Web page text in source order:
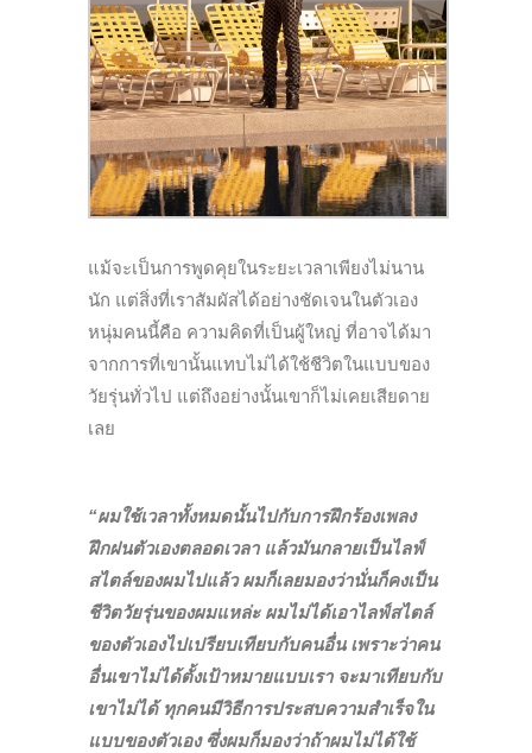
แม้จะเป็นการพูดคุยในระยะเวลาเพียงไม่นาน
นัก แต่สิ่งที่เราสัมผัสได้อย่างชัดเจนในตัวเอง
หนุ่มคนนี้คือ ความคิดที่เป็นผู้ใหญ่ ที่อาจได้มา
จากการที่เขานั้นแทบไม่ได้ใช้ชีวิตในแบบของ
วัยรุ่นทั่วไป แต่ถึงอย่างนั้นเขาก็ไม่เคยเสียดาย
เลย
“ผมใช้เวลาทั้งหมดนั้นไปกับการฝึกร้องเพลง
ฝึกฝนตัวเองตลอดเวลา แล้วมันกลายเป็นไลฟ์
สไตล์ของผมไปแล้ว ผมก็เลยมองว่านั่นก็คงเป็น
ชีวิตวัยรุ่นของผมแหล่ะ ผมไม่ได้เอาไลฟ์สไตล์
ของตัวเองไปเปรียบเทียบกับคนอื่น เพราะว่าคน
อื่นเขาไม่ได้ตั้งเป้าหมายแบบเรา จะมาเทียบกับ
เขาไม่ได้ ทุกคนมีวิธีการประสบความสำเร็จใน
แบบของตัวเอง ซึ่งผมก็มองว่าถ้าผมไม่ได้ใช้